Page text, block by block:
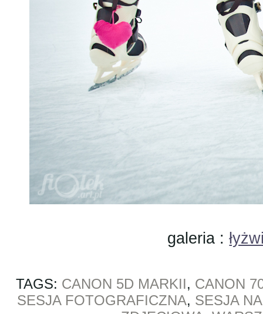
galeria :
TAGS: CANON 5D MARKII, CANON
SESJA FOTOGRAFICZNA, SESJA